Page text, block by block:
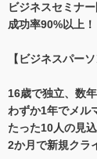
ビジネスセミナ
成功率90%以上！
【ビジネスパー
16歳で独立、数
わずか1年でメル
たった10人の見
2か月で新規クラ